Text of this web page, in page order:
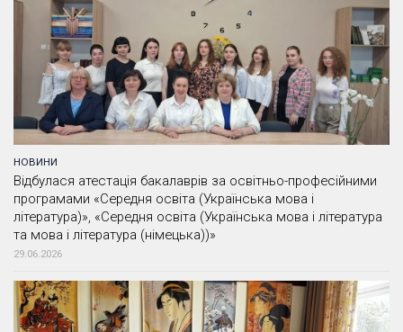
НОВИНИ
Відбулася атестація бакалаврів за освітньо-професійними
програмами «Середня освіта (Українська мова і
література)», «Середня освіта (Українська мова і література
та мова і література (німецька))»
29.06.2026